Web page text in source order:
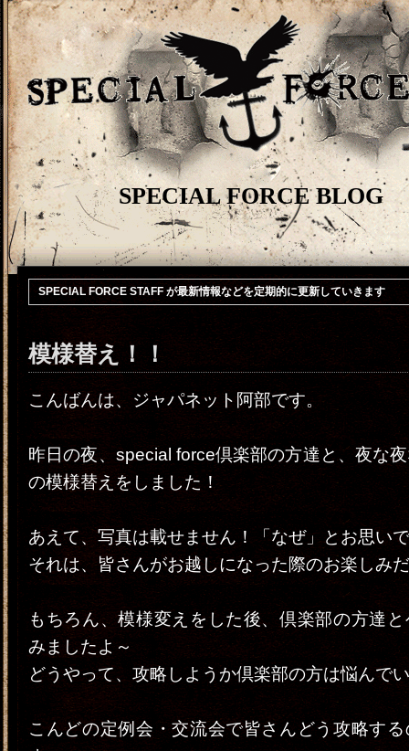
SPECIAL FORCE BLOG
SPECIAL FORCE STAFF が最新情報などを定期的に更新していきます
模様替え！！
こんばんは、ジャパネット阿部です。
昨日の夜、special force倶楽部の方達と、夜な
の模様替えをしました！
あえて、写真は載せません！「なぜ」とお思い
それは、皆さんがお越しになった際のお楽しみ
もちろん、模様変えをした後、倶楽部の方達
みましたよ～
どうやって、攻略しようか倶楽部の方は悩んで
こんどの定例会・交流会で皆さんどう攻略す